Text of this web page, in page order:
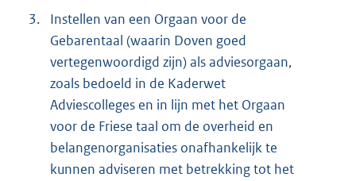
3.
Instellen van een Orgaan voor de
Gebarentaal (waarin Doven goed
vertegenwoordigd zijn) als adviesorgaan,
zoals bedoeld in de Kaderwet
Adviescolleges en in lijn met het Orgaan
voor de Friese taal om de overheid en
belangenorganisaties onafhankelijk te
kunnen adviseren met betrekking tot het